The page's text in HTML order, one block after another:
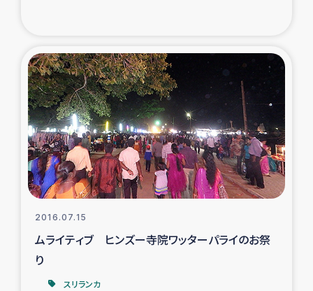
スリランカの南北女性をつなぐサリー・リサイクル・プロ
ジェクト
復興支援事業
民際教育事業
ガザ人道支援
令和6年能登半島地震 緊急支援
2016.07.15
ムライティブ ヒンズー寺院ワッターパライのお祭
り
スリランカ